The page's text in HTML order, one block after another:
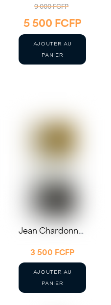
9 000FCFP
PRIX
INITIAL
5 500 FCFPLE
PRIX
AJOUTER AU
PANIER
Jean Chardonnay 2023 75cl – Domaine Jean Loron
3 500 FCFP
AJOUTER AU
PANIER